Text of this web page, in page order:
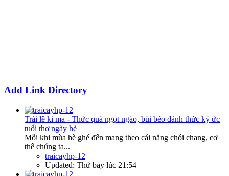
Add Link Directory
Trái lê ki ma - Thức quà ngọt ngào, bùi béo đánh thức ký ức
tuổi thơ ngày hè
Mỗi khi mùa hè ghé đến mang theo cái nắng chói chang, cơ
thể chúng ta...
traicayhp-12
Updated: Thứ bảy lúc 21:54